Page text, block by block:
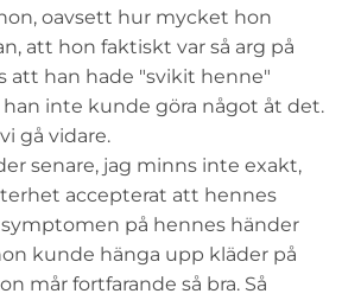
oavsett hur mycket hon
att hon faktiskt var så arg på
att han hade "svikit henne"
inte kunde göra något åt det.
gå vidare.
senare, jag minns inte exakt,
accepterat att hennes
på hennes händer
kunde hänga upp kläder på
mår fortfarande så bra. Så